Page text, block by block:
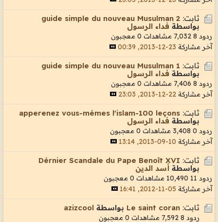
ثابت: guide simple du nouveau Musulman 2
بواسطة فداء الرسول
ردود 8 7,032 مشاهدات
0 معجبون
آخر مشاركة 23-12-2013, 00:39
ثابت: guide simple du nouveau Musulman 1
بواسطة فداء الرسول
ردود 8 7,406 مشاهدات
0 معجبون
آخر مشاركة 22-12-2013, 23:03
ثابت: apperenez vous-mémes l'islam-100 leçons
بواسطة فداء الرسول
ردود 0 3,408 مشاهدات
0 معجبون
آخر مشاركة 10-09-2013, 13:14
ثابت: Dérnier Scandale du Pape Benoît XVI
بواسطة أسد الدين
ردود 11 10,490 مشاهدات
0 معجبون
آخر مشاركة 05-11-2012, 16:41
ثابت: Le saint coran بواسطة azizcool
ردود 8 7,592 مشاهدات
0 معجبون